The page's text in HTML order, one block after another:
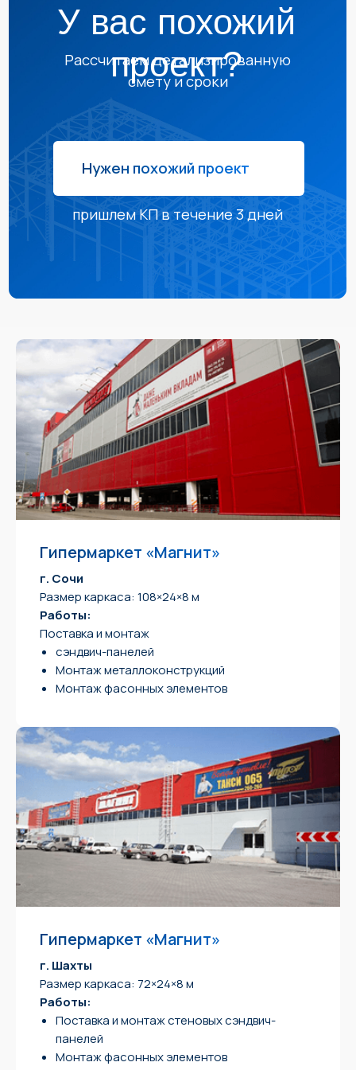
Гипермаркет «Магнит»
г. Сочи
Размер каркаса: 108×24×8 м
Работы:
Поставка и монтаж
сэндвич-панелей
Монтаж металлоконструкций
Монтаж фасонных элементов
Гипермаркет «Магнит»
г. Шахты
Размер каркаса: 72×24×8 м
Работы:
Поставка и монтаж стеновых сэндвич-
панелей
Монтаж фасонных элементов